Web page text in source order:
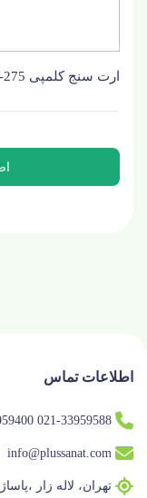
ارت سنج کلمپی UNI-T UT-275
اطلاعات تماس
021-33959588 021-33959400
info@plussanat.com
تهران، لاله زار